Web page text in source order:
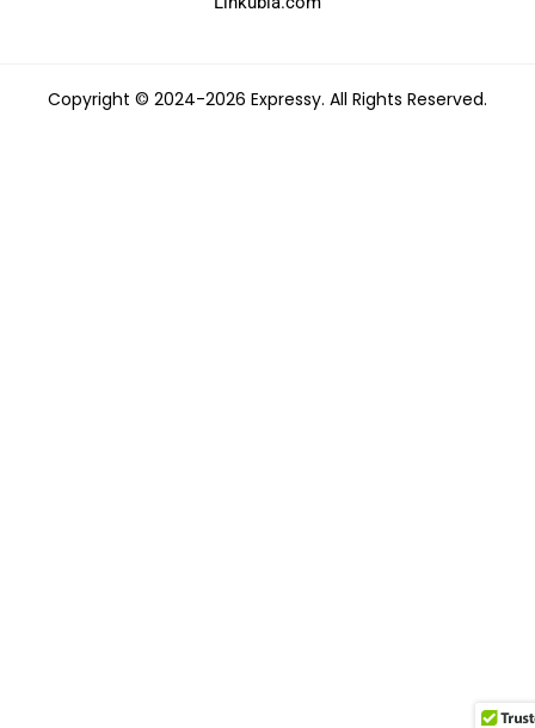
Copyright © 2024-2026 Expressy. All Rights Reserved.